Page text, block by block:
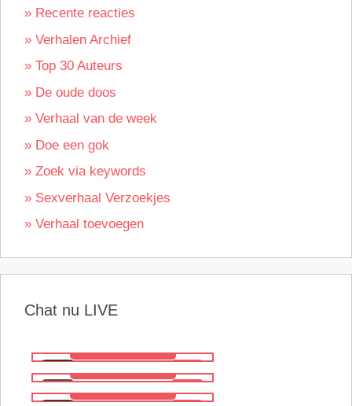
» Recente reacties
» Verhalen Archief
» Top 30 Auteurs
» De oude doos
» Verhaal van de week
» Doe een gok
» Zoek via keywords
» Sexverhaal Verzoekjes
» Verhaal toevoegen
Chat nu LIVE